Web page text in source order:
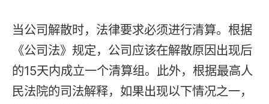
当公司解散时，法律要求必须进行清算。根据
《公司法》规定，公司应该在解散原因出现后
的15天内成立一个清算组。此外，根据最高人
民法院的司法解释，如果出现以下情况之一，